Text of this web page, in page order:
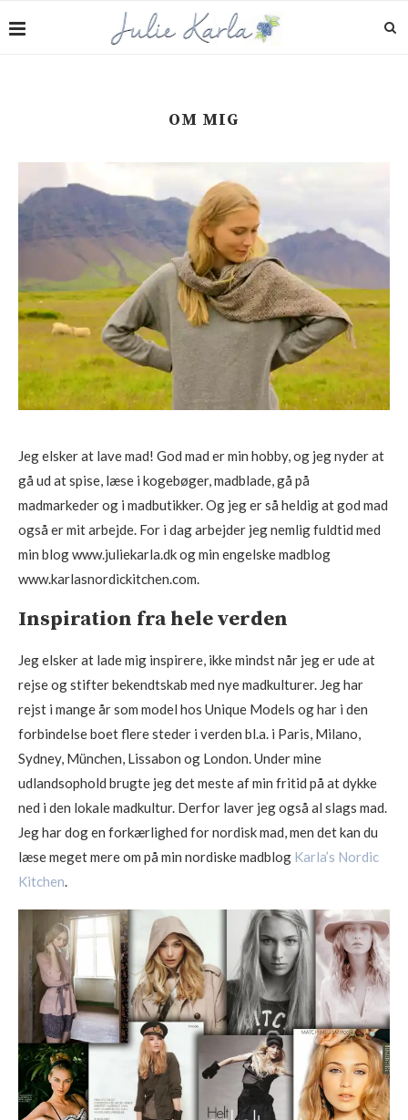
OM MIG
Jeg elsker at lave mad! God mad er min hobby, og jeg nyder at
gå ud at spise, læse i kogebøger, madblade, gå på
madmarkeder og i madbutikker. Og jeg er så heldig at god mad
også er mit arbejde. For i dag arbejder jeg nemlig fuldtid med
min blog www.juliekarla.dk og min engelske madblog
www.karlasnordickitchen.com.
Inspiration fra hele verden
Jeg elsker at lade mig inspirere, ikke mindst når jeg er ude at
rejse og stifter bekendtskab med nye madkulturer. Jeg har
rejst i mange år som model hos Unique Models og har i den
forbindelse boet flere steder i verden bl.a. i Paris, Milano,
Sydney, München, Lissabon og London. Under mine
udlandsophold brugte jeg det meste af min fritid på at dykke
ned i den lokale madkultur. Derfor laver jeg også al slags mad.
Jeg har dog en forkærlighed for nordisk mad, men det kan du
læse meget mere om på min nordiske madblog Karla’s Nordic
Kitchen.